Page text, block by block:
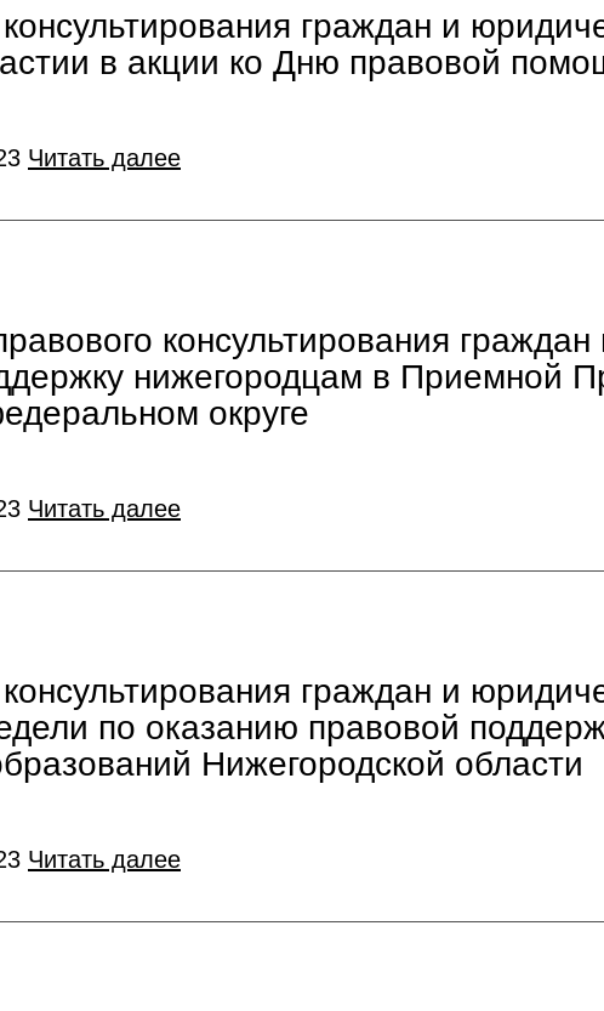
граждан и
в акции ко Дню правовой
Читать далее
консультирования
нижегородцам в Приемной
округе
Читать далее
граждан и
по оказанию правовой
Нижегородской области
Читать далее